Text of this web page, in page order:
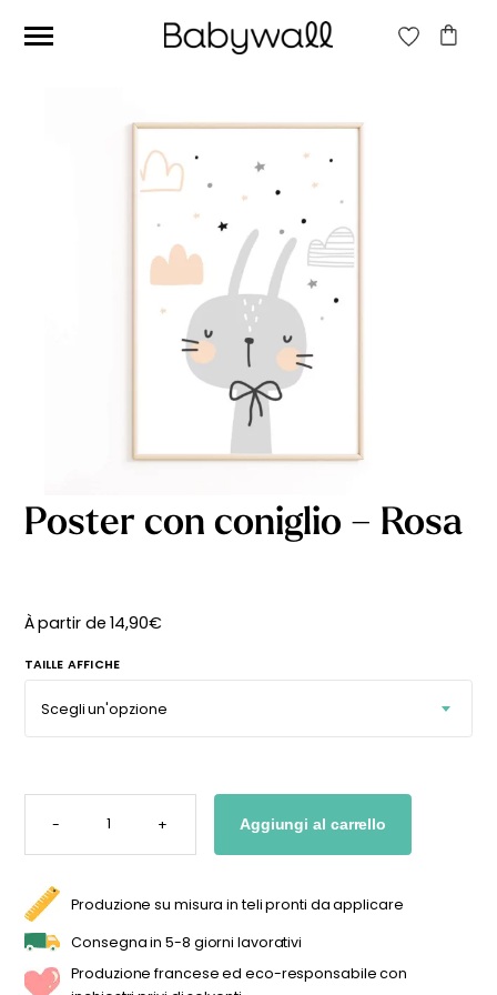
Poster con coniglio – Rosa
À partir de14,90€
TAILLE AFFICHE
-
POSTER
CONIGLIO
ROSA
+ Aggiungi al carrello
Produzione su misura in teli pronti da applicare
Consegna in 5-8 giorni lavorativi
Produzione francese ed eco-responsabile con